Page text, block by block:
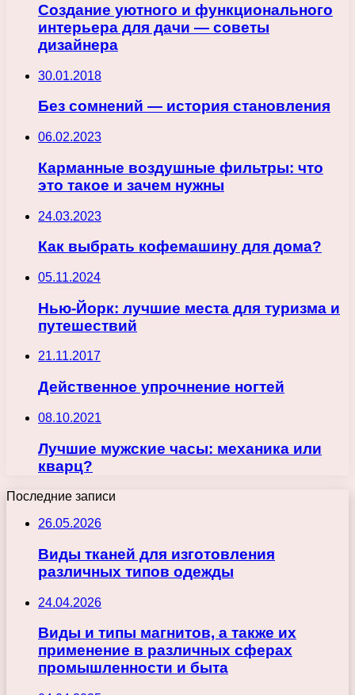
Создание уютного и функционального
интерьера для дачи — советы
дизайнера
30.01.2018
Без сомнений — история становления
06.02.2023
Карманные воздушные фильтры: что
это такое и зачем нужны
24.03.2023
Как выбрать кофемашину для дома?
05.11.2024
Нью-Йорк: лучшие места для туризма и
путешествий
21.11.2017
Действенное упрочнение ногтей
08.10.2021
Лучшие мужские часы: механика или
кварц?
Последние записи
26.05.2026
Виды тканей для изготовления
различных типов одежды
24.04.2026
Виды и типы магнитов, а также их
применение в различных сферах
промышленности и быта